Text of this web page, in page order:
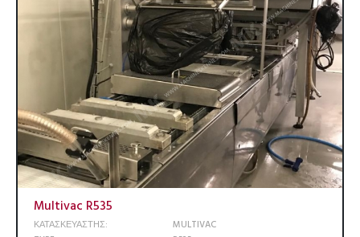
Multivac R535
ΚΑΤΑΣΚΕΥΑΣΤΗΣ:
MULTIVAC